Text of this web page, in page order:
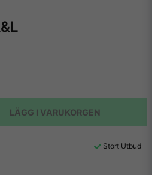
LÄGG I VARUKORGEN
Stort Utbud